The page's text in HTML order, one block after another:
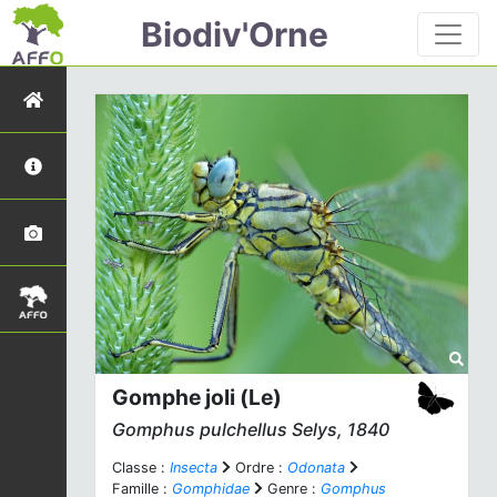
Biodiv'Orne
Gomphe joli (Le)
Gomphus pulchellus Selys, 1840
Classe : Insecta Ordre : Odonata
Famille : Gomphidae Genre : Gomphus